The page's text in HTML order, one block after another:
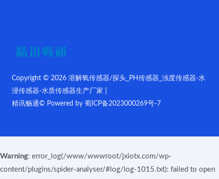
Copyright © 2026 溶解氧传感器/探头_PH传感器_浊度传感器-水
浸传感器-水质传感器生产厂家 |
精讯畅通© Powered by 蜀ICP备2023000269号-7
Warning: error_log(/www/wwwroot/jxiotx.com/wp-
content/plugins/spider-analyser/#log/log-1015.txt): failed to open